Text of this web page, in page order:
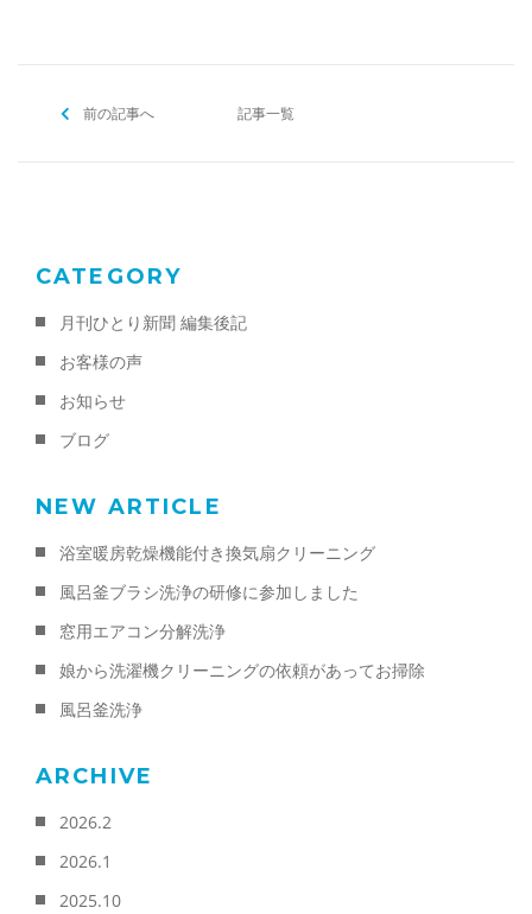
o
前の記事へ 記事一覧
CATEGORY
月刊ひとり新聞 編集後記
お客様の声
お知らせ
ブログ
NEW ARTICLE
浴室暖房乾燥機能付き換気扇クリーニング
風呂釜ブラシ洗浄の研修に参加しました
窓用エアコン分解洗浄
娘から洗濯機クリーニングの依頼があってお掃除
風呂釜洗浄
ARCHIVE
2026.2
2026.1
2025.10